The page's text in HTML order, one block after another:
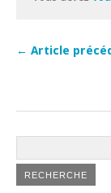
← Article